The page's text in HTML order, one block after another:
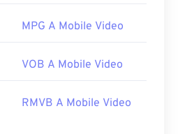
MPG A Mobile Video
VOB A Mobile Video
RMVB A Mobile Video